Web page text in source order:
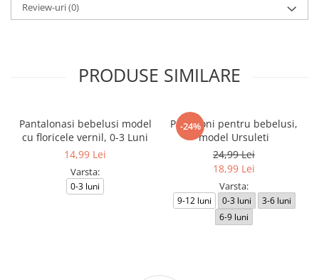
Review-uri(0)
PRODUSE SIMILARE
Pantalonasi bebelusi model
cu floricele vernil, 0-3 Luni
14,99 Lei
Varsta:
0-3 luni
-24%
Pantaloni pentru bebelusi,
model Ursuleti
24,99 Lei
18,99 Lei
Varsta:
9-12 luni 0-3 luni
3-6 luni
6-9 luni